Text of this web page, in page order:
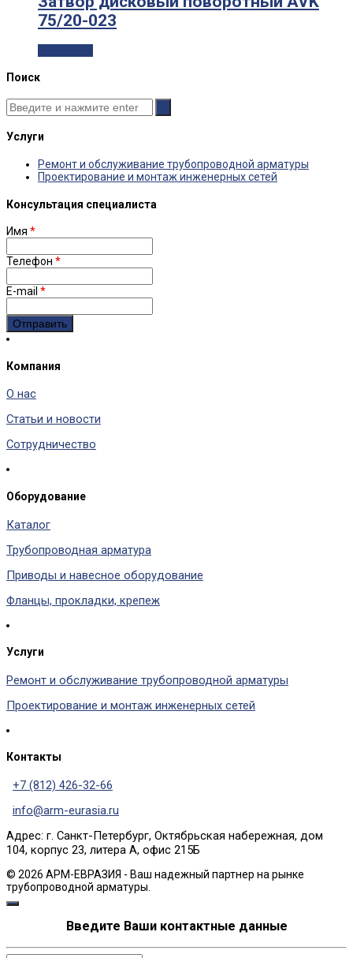
75/20-023
Поиск
Услуги
Ремонт и обслуживание трубопроводной арматуры
Проектирование и монтаж инженерных сетей
Консультация специалиста
Имя *
Телефон *
E-mail *
Компания
О нас
Статьи и новости
Сотрудничество
Оборудование
Каталог
Трубопроводная арматура
Приводы и навесное оборудование
Фланцы, прокладки, крепеж
Услуги
Ремонт и обслуживание трубопроводной арматуры
Проектирование и монтаж инженерных сетей
Контакты
+7 (812) 426-32-66
info@arm-eurasia.ru
Адрес: г. Санкт-Петербург, Октябрьская набережная, дом
104, корпус 23, литера А, офис 215Б
© 2026 АРМ-ЕВРАЗИЯ - Ваш надежный партнер на рынке
трубопроводной арматуры.
Введите Ваши контактные данные